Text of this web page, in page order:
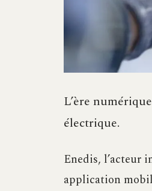
L’ère
électrique.
Enedis, l’acteur
application